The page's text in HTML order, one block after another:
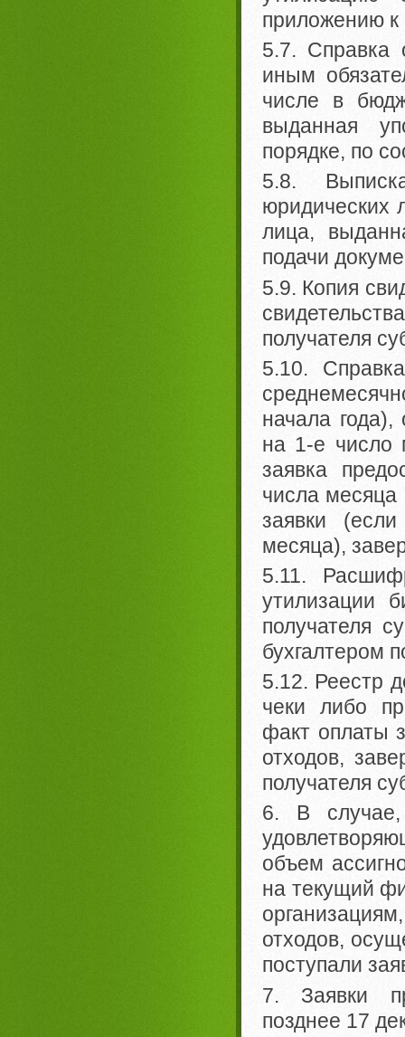
приложению
5.7. Справка
иным
числе в
выданная
порядке, по
5.8.
юридических
лица,
подачи
5.9. Копия
получателя
5.10.
начала года),
на 1-е число
заявка
числа месяца
заявки
месяца),
5.11.
утилизации
получателя
бухгалтером
5.12. Реестр
чеки либо
факт оплаты
отходов,
получателя
6. В случае,
объем
на текущий
отходов,
поступали
7. Заявки
позднее 17